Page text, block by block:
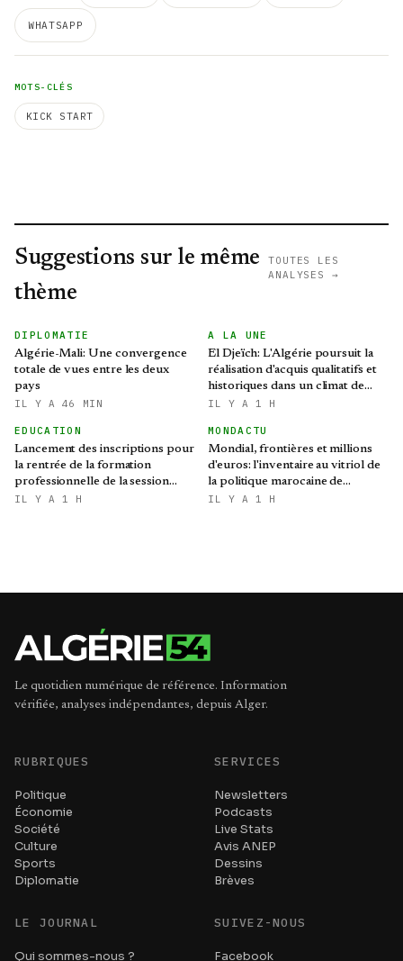
WHATSAPP
MOTS-CLÉS
KICK START
Suggestions sur le même
thème
TOUTES LES
ANALYSES →
DIPLOMATIE
Algérie-Mali: Une convergence
totale de vues entre les deux
pays
IL Y A 46 MIN
A LA UNE
El Djeïch: L'Algérie poursuit la
réalisation d'acquis qualitatifs et
historiques dans un climat de
sécurité et de stabilité
IL Y A 1 H
EDUCATION
Lancement des inscriptions pour
la rentrée de la formation
professionnelle de la session
d'octobre 2026
IL Y A 1 H
MONDACTU
Mondial, frontières et millions
d'euros: l'inventaire au vitriol de
la politique marocaine de
Sánchez
IL Y A 1 H
Le quotidien numérique de référence. Information
vérifiée, analyses indépendantes, depuis Alger.
RUBRIQUES
Politique
Économie
Société
Culture
Sports
Diplomatie
SERVICES
Newsletters
Podcasts
Live Stats
Avis ANEP
Dessins
Brèves
LE JOURNAL
Qui sommes-nous ?
SUIVEZ-NOUS
Facebook